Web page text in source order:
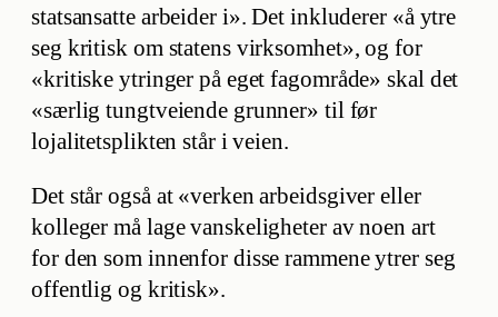
statsansatte arbeider i». Det inkluderer «å ytre
seg kritisk om statens virksomhet», og for
«kritiske ytringer på eget fagområde» skal det
«særlig tungtveiende grunner» til før
lojalitetsplikten står i veien.
Det står også at «verken arbeidsgiver eller
kolleger må lage vanskeligheter av noen art
for den som innenfor disse rammene ytrer seg
offentlig og kritisk».